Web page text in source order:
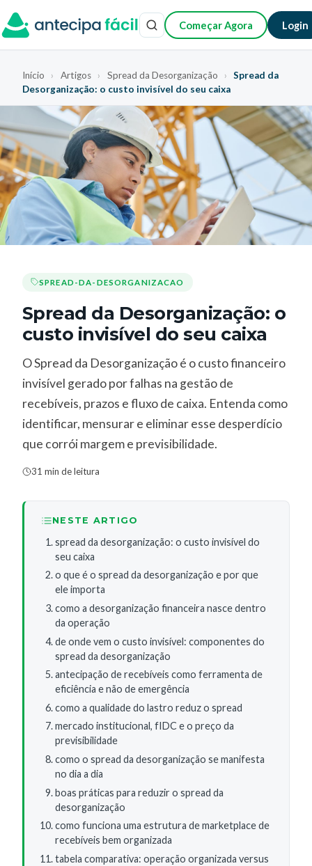
Começar Agora Login
Início › Artigos › Spread da Desorganização ›
Spread da
Desorganização: o custo invisível do seu caixa
SPREAD-DA-DESORGANIZACAO
Spread da Desorganização: o
custo invisível do seu caixa
O Spread da Desorganização é o custo financeiro
invisível gerado por falhas na gestão de
recebíveis, prazos e fluxo de caixa. Entenda como
identificar, mensurar e eliminar esse desperdício
que corrói margem e previsibilidade.
31 min de leitura
NESTE ARTIGO
spread da desorganização: o custo invisível do
seu caixa
o que é o spread da desorganização e por que
ele importa
como a desorganização financeira nasce dentro
da operação
de onde vem o custo invisível: componentes do
spread da desorganização
antecipação de recebíveis como ferramenta de
eficiência e não de emergência
como a qualidade do lastro reduz o spread
mercado institucional, fIDC e o preço da
previsibilidade
como o spread da desorganização se manifesta
no dia a dia
boas práticas para reduzir o spread da
desorganização
como funciona uma estrutura de marketplace de
recebíveis bem organizada
tabela comparativa: operação organizada versus